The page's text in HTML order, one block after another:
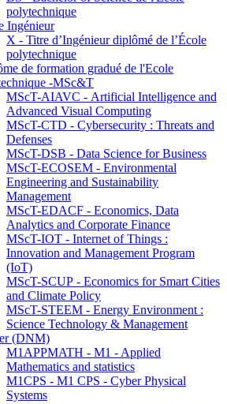
polytechnique
Ingénieur
X - Titre d’Ingénieur diplômé de l’École
polytechnique
de formation gradué de l'Ecole
-MSc&T
MScT-AIAVC - Artificial Intelligence and
Advanced Visual Computing
MScT-CTD - Cybersecurity : Threats and
Defenses
MScT-DSB - Data Science for Business
MScT-ECOSEM - Environmental
Engineering and Sustainability
Management
MScT-EDACF - Economics, Data
Analytics and Corporate Finance
MScT-IOT - Internet of Things :
Innovation and Management Program
(IoT)
MScT-SCUP - Economics for Smart Cities
and Climate Policy
MScT-STEEM - Energy Environment :
Science Technology & Management
(DNM)
M1APPMATH - M1 - Applied
Mathematics and statistics
M1CPS - M1 CPS - Cyber Physical
Systems